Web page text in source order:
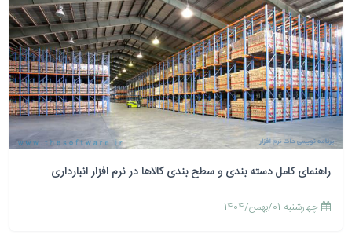
راهنمای کامل دسته بندی و سطح بندی کالاها در نرم افزار انبارداری
چهارشنبه 01/بهمن/1404